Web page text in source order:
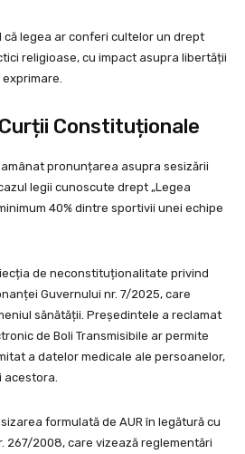
că legea ar conferi cultelor un drept
religioase, cu impact asupra libertății
Constituționale
amânat pronunțarea asupra sesizării
legii cunoscute drept „Legea
40% dintre sportivii unei echipe
de neconstituționalitate privind
Guvernului nr. 7/2025, care
sănătății. Președintele a reclamat
de Boli Transmisibile ar permite
a datelor medicale ale persoanelor,
acestora.
formulată de AUR în legătură cu
267/2008, care vizează reglementări